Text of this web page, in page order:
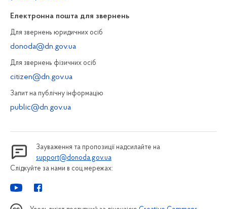
Електронна пошта для звернень
Для звернень юридичних осiб
donoda@dn.gov.ua
Для звернень фізичних осiб
citizen@dn.gov.ua
Запит на публiчну інформацiю
public@dn.gov.ua
Зауваження та пропозиції надсилайте на
support@donoda.gov.ua
Слідкуйте за нами в соц.мережах: